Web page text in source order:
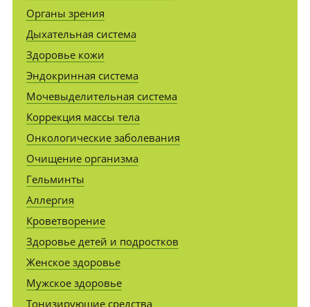
Органы зрения
Дыхательная система
Здоровье кожи
Эндокринная система
Мочевыделительная система
Коррекция массы тела
Онкологические заболевания
Очищение организма
Гельминты
Аллергия
Кроветворение
Здоровье детей и подростков
Женское здоровье
Мужское здоровье
Тонизирующие средства